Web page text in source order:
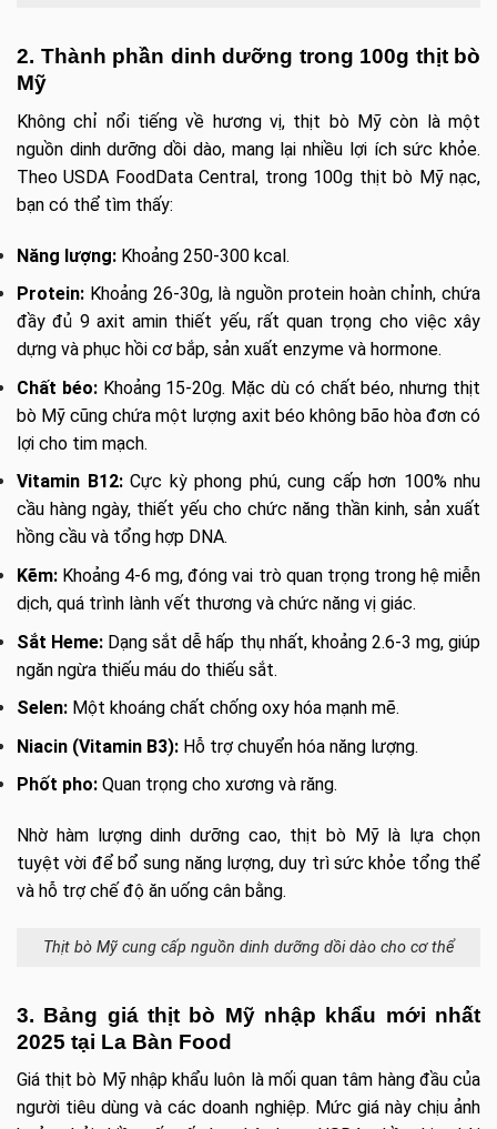
2. Thành phần dinh dưỡng trong 100g thịt bò
Mỹ
Không chỉ nổi tiếng về hương vị, thịt bò Mỹ còn là một
nguồn dinh dưỡng dồi dào, mang lại nhiều lợi ích sức khỏe.
Theo USDA FoodData Central, trong 100g thịt bò Mỹ nạc,
bạn có thể tìm thấy:
Năng lượng: Khoảng 250-300 kcal.
Protein: Khoảng 26-30g, là nguồn protein hoàn chỉnh, chứa
đầy đủ 9 axit amin thiết yếu, rất quan trọng cho việc xây
dựng và phục hồi cơ bắp, sản xuất enzyme và hormone.
Chất béo:Khoảng 15-20g. Mặc dù có chất béo, nhưng thịt
bò Mỹ cũng chứa một lượng axit béo không bão hòa đơn có
lợi cho tim mạch.
Vitamin B12:Cực kỳ phong phú, cung cấp hơn 100% nhu
cầu hàng ngày, thiết yếu cho chức năng thần kinh, sản xuất
hồng cầu và tổng hợp DNA.
Kẽm: Khoảng 4-6 mg, đóng vai trò quan trọng trong hệ miễn
dịch, quá trình lành vết thương và chức năng vị giác.
Sắt Heme: Dạng sắt dễ hấp thụ nhất, khoảng 2.6-3 mg, giúp
ngăn ngừa thiếu máu do thiếu sắt.
Selen: Một khoáng chất chống oxy hóa mạnh mẽ.
Niacin (Vitamin B3): Hỗ trợ chuyển hóa năng lượng.
Phốt pho: Quan trọng cho xương và răng.
Nhờ hàm lượng dinh dưỡng cao, thịt bò Mỹ là lựa chọn
tuyệt vời để bổ sung năng lượng, duy trì sức khỏe tổng thể
và hỗ trợ chế độ ăn uống cân bằng.
Thịt bò Mỹ cung cấp nguồn dinh dưỡng dồi dào cho cơ thể
3. Bảng giá thịt bò Mỹ nhập khẩu mới nhất
2025 tại La Bàn Food
Giá thịt bò Mỹ nhập khẩu luôn là mối quan tâm hàng đầu của
người tiêu dùng và các doanh nghiệp. Mức giá này chịu ảnh